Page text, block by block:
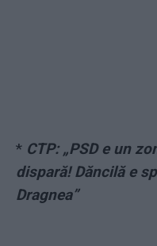
* CTP: „PSD e un
dispară! Dăncilă e
Dragnea”